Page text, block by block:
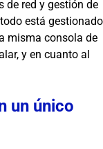
de red y gestión de
está gestionado
misma consola de
y en cuanto al
un único